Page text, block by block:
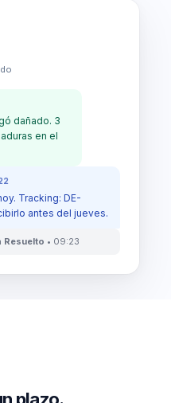
dañado. 3
en el
Tracking: DE-
antes del jueves.
Resuelto • 09:23